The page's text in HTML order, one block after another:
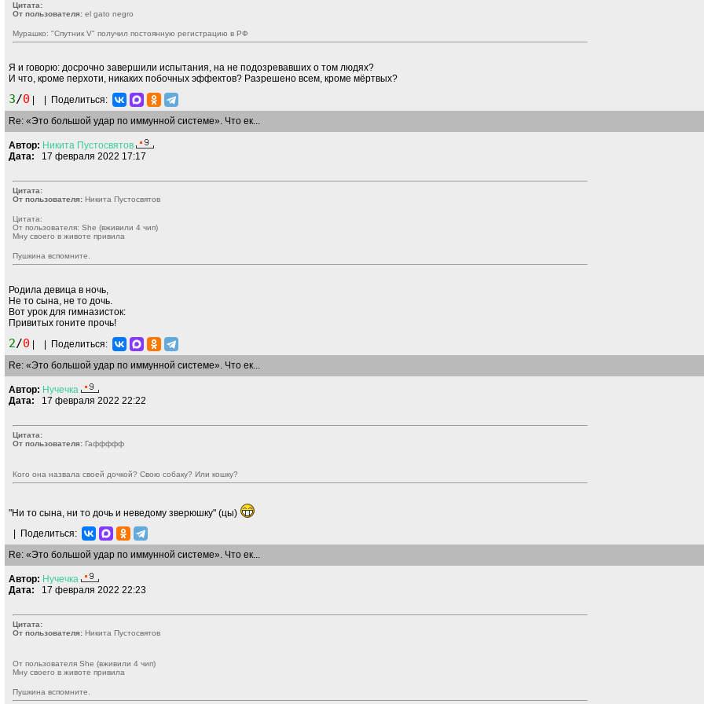
Цитата:
От пользователя: el gato negro
Мурашко: "Спутник V" получил постоянную регистрацию в РФ
Я и говорю: досрочно завершили испытания, на не подозревавших о том людях?
И что, кроме перхоти, никаких побочных эффектов? Разрешено всем, кроме мёртвых?
3/0
Поделиться:
Re: «Это большой удар по иммунной системе». Что ек...
Автор: Никита Пустосвятов
Дата: 17 февраля 2022 17:17
Цитата:
От пользователя: Никита Пустосвятов
Цитата:
От пользователя: She (вживили 4 чип)
Мну своего в животе привила
Пушкина вспомните.
Родила девица в ночь,
Не то сына, не то дочь.
Вот урок для гимназисток:
Привитых гоните прочь!
2/0
Поделиться:
Re: «Это большой удар по иммунной системе». Что ек...
Автор: Нучечка
Дата: 17 февраля 2022 22:22
Цитата:
От пользователя: Гаффффф
Кого она назвала своей дочкой? Свою собаку? Или кошку?
"Ни то сына, ни то дочь и неведому зверюшку" (цы)
Поделиться:
Re: «Это большой удар по иммунной системе». Что ек...
Автор: Нучечка
Дата: 17 февраля 2022 22:23
Цитата:
От пользователя: Никита Пустосвятов
От пользователя She (вживили 4 чип)
Мну своего в животе привила
Пушкина вспомните.